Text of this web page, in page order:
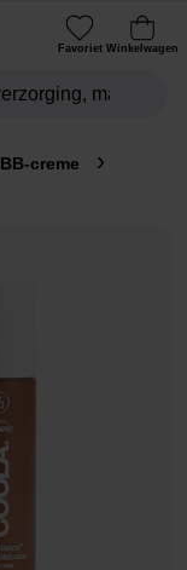
Favoriet Winkelwagen
BB-creme